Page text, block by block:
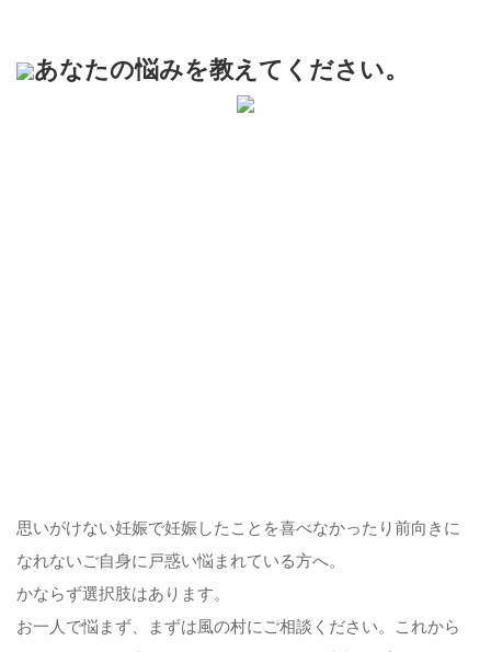
あなたの悩みを教えてください。
思いがけない妊娠で妊娠したことを喜べなかったり前向きに
なれないご自身に戸惑い悩まれている方へ。
かならず選択肢はあります。
お一人で悩まず、まずは風の村にご相談ください。これから